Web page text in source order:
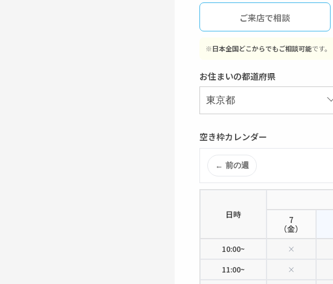
ご来店で相談
※日本全国どこからでもご相談可能です。
お住まいの都道府県
空き枠カレンダー
← 前の週
日時
7
（金）
10:00~ ×
11:00~
×